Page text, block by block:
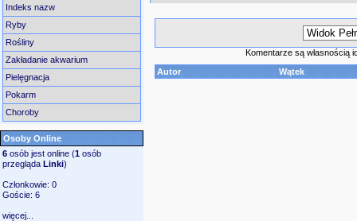
Indeks nazw
Ryby
Rośliny
Zakładanie akwarium
Pielęgnacja
Pokarm
Choroby
Osoby Online
6 osób jest online (1 osób
przegląda Linki)
Członkowie: 0
Goście: 6
więcej...
Komentarze są własnością
Autor
Wątek